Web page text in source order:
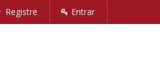
Registre Entrar